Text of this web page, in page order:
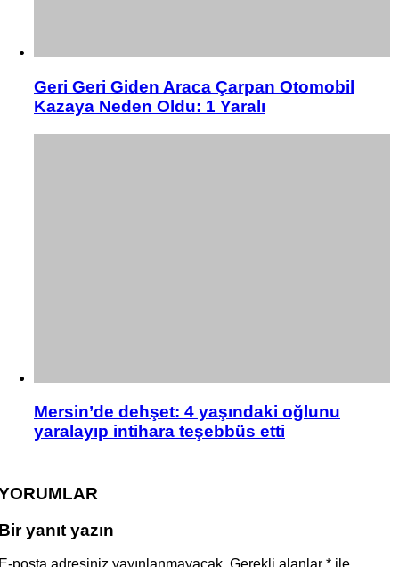
Geri Geri Giden Araca Çarpan Otomobil
Kazaya Neden Oldu: 1 Yaralı
Mersin’de dehşet: 4 yaşındaki oğlunu
yaralayıp intihara teşebbüs etti
yanıt yazın